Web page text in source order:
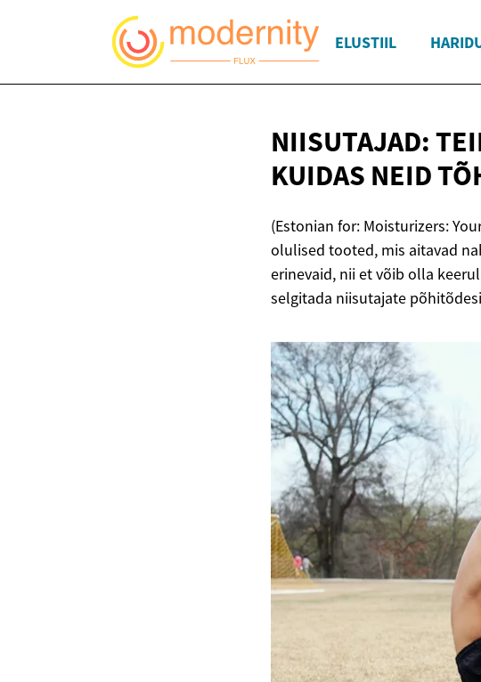
ELUSTIIL
NIISUTAJAD:
KUIDAS NEID
(Estonian for: Moisturizers:
olulised tooted, mis aitavad
erinevaid, nii et võib olla
selgitada niisutajate